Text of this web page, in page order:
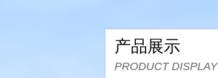
产品展示
PRODUCT DISPLAY